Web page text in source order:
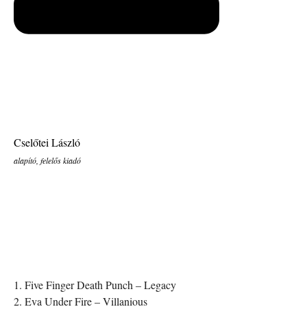
Cselőtei László
alapító, felelős kiadó
1. Five Finger Death Punch – Legacy
2. Eva Under Fire – Villanious